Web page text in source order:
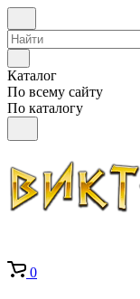
Каталог
По всему сайту
По каталогу
0